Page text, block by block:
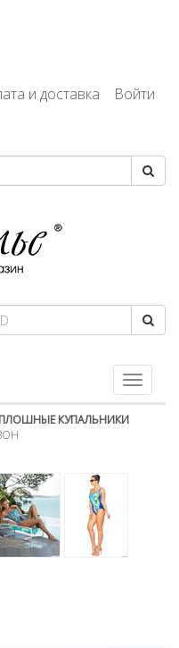
и доставка Войти
Toggle
navigation
КУПАЛЬНИКИ